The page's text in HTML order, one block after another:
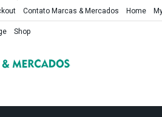
Contato Marcas & Mercados Home
Shop